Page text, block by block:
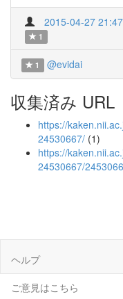
2015-04-27
1
1 @evidai
収集済み URL
https://
24530667/ (1)
https://
24530667/
ヘルプ
ご意見はこちら